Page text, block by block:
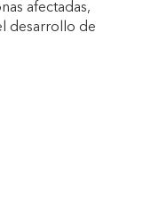
afectadas,
desarrollo de